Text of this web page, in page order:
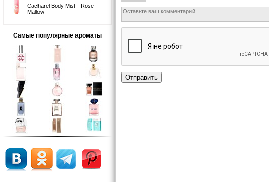
Cacharel Body Mist - Rose
Mallow
Самые популярные ароматы
Отправить